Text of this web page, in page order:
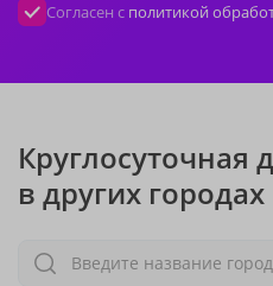
Согласен с политикой
Круглосуточная
в других городах
Введите название